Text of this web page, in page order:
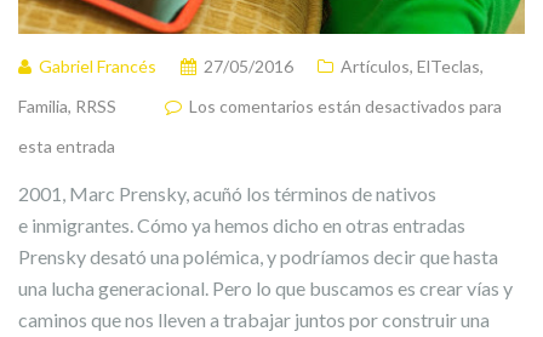
Gabriel Francés 27/05/2016 Artículos, ElTeclas,
Familia, RRSS
Los comentarios están desactivados para
esta entrada
2001, Marc Prensky, acuñó los términos de nativos
e inmigrantes. Cómo ya hemos dicho en otras entradas
Prensky desató una polémica, y podríamos decir que hasta
una lucha generacional. Pero lo que buscamos es crear vías y
caminos que nos lleven a trabajar juntos por construir una